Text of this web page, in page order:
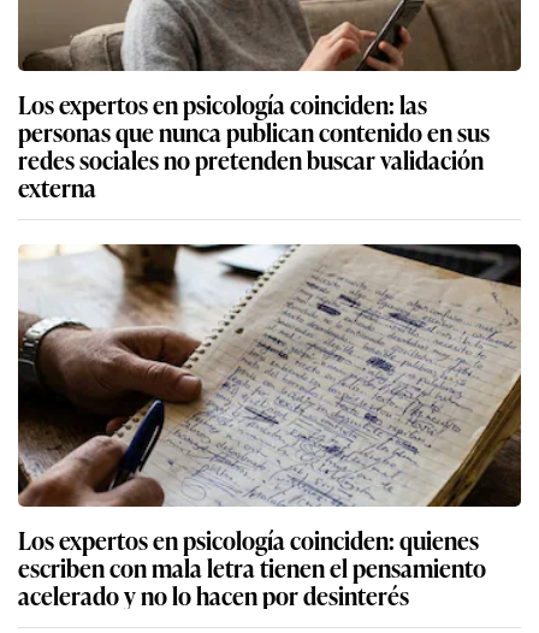
Los expertos en psicología coinciden: las
personas que nunca publican contenido en sus
redes sociales no pretenden buscar validación
externa
Los expertos en psicología coinciden: quienes
escriben con mala letra tienen el pensamiento
acelerado y no lo hacen por desinterés